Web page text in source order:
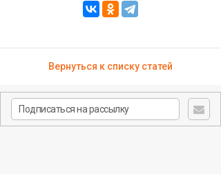
Вернуться к списку статей